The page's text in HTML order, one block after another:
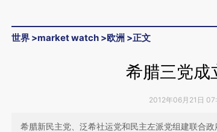
世界 >market watch >欧洲 >正文
希腊三党成
2012年06月21日
希腊新民主党、泛希社运党和民主左派党组建联合